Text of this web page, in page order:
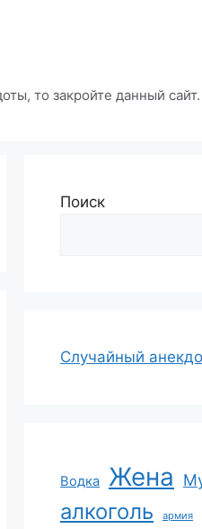
то закройте данный сайт.
Поиск
Случайный
Водка Жена
алкоголь армия